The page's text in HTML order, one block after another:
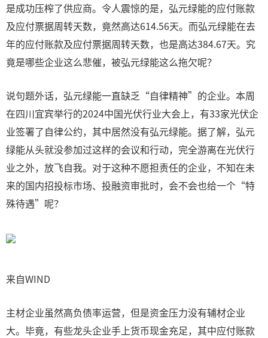
是成功压榨了供应商。令人震惊的是，弘元绿能的应付账款
及应付票据周转天数，竟然高达614.56天。而弘元绿能在去
年的应付账款及应付票据周转天数，也是高达384.67天。究
竟是哪些企业这么悲催，被弘元绿能这么拖欠呢？
说句题外话，弘元绿能一直缺乏“自律精神”的企业。本周
在四川宜宾举行的2024中国光伏行业大会上，有33家光伏企
业签署了自律公约，其中居然没有弘元绿能。据了解，弘元
绿能从头就没参加过这样的会议和行动，完全游离在光伏行
业之外，放飞自我。对于这种不愿担责任的企业，不知在未
来的国内招投标市场、投融资审批时，会不会也给一个“特
殊待遇”呢？
来自WIND
主材企业虽然高负债率运营，但是资金压力没有辅材企业
大。毕竟，有些龙头企业手上货币现金充足，其中应付账款